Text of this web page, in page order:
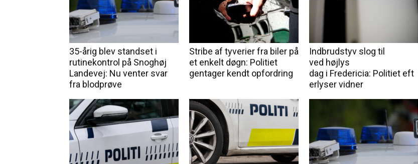
35-årig blev standset i
rutinekontrol på Snoghøj
Landevej: Nu venter svar
fra blodprøve
Stribe af tyverier fra biler på
et enkelt døgn: Politiet
gentager kendt opfordring
Indbrudstyv slog til
ved højlys
dag i Fredericia: Politiet eft
erlyser vidner